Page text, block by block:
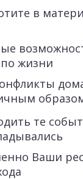
в
жизни
те
Ваши